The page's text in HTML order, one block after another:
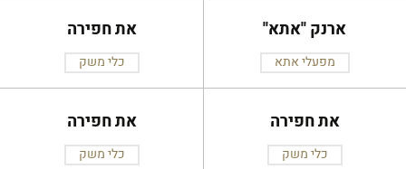
ארנק ''אתא''
מפעלי אתא
את חפירה
כלי משק
את חפירה
כלי משק
את חפירה
כלי משק